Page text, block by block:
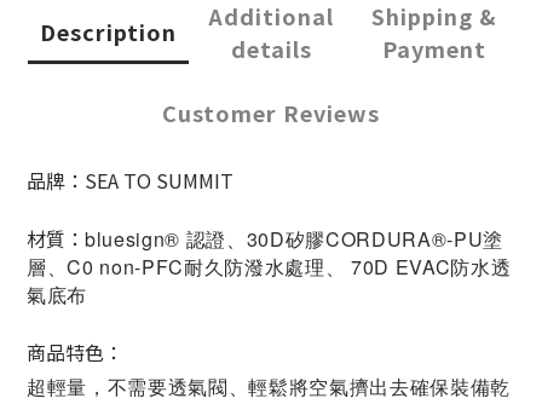
Description
Additional
details
Shipping &
Payment
Customer Reviews
品牌：SEA TO SUMMIT
材質： bluesign® 認證、30D矽膠CORDURA®-PU塗
層、C0 non-PFC耐久防潑水處理、 70D EVAC防水透
氣底布
商品特色：
超輕量，不需要透氣閥、輕鬆將空氣擠出去確保裝備乾